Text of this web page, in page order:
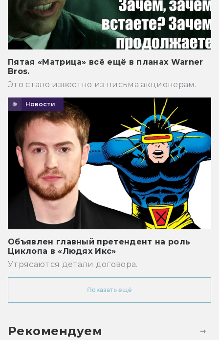
Пятая «Матрица» всё ещё в планах Warner
Bros.
Это стало известно из письма акционерам.
Новости
Объявлен главный претендент на роль
Циклопа в «Людях Икс»
Утрясаются детали договора.
Показать ещё
Рекомендуем